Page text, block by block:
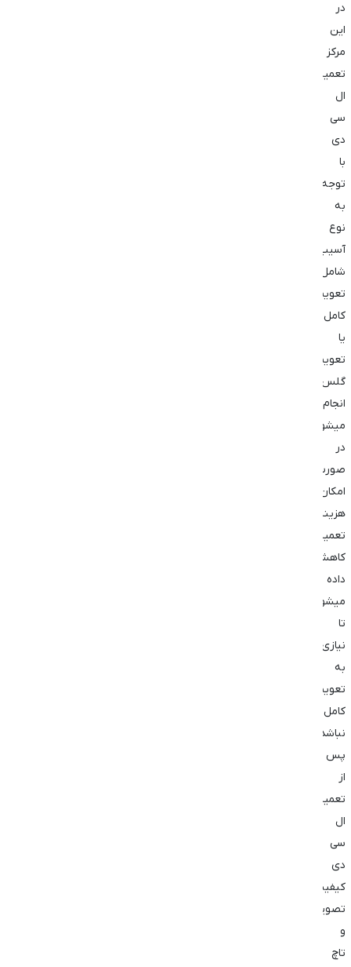
در
این
مرکز
تعمیر
ال
سی
دی
با
توجه
به
نوع
آسیب
شامل
تعویض
کامل
یا
تعویض
گلس
انجام
میشود.
در
صورت
امکان
هزینه
تعمیر
کاهش
داده
میشود
تا
نیازی
به
تعویض
کامل
نباشد.
پس
از
تعمیر
ال
سی
دی
کیفیت
تصویر
و
تاچ